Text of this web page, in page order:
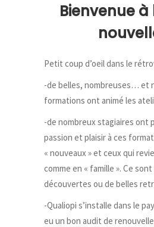
Bienvenue à
Petit coup d’oeil dans le
-de belles, nombreuses… et
formations ont animé les
-de nombreux stagiaires ont
passion et plaisir à ces
« nouveaux » et ceux qui
comme en « famille ». Ce
découvertes ou de belles
-Qualiopi s’installe dans le
eu un bon audit de